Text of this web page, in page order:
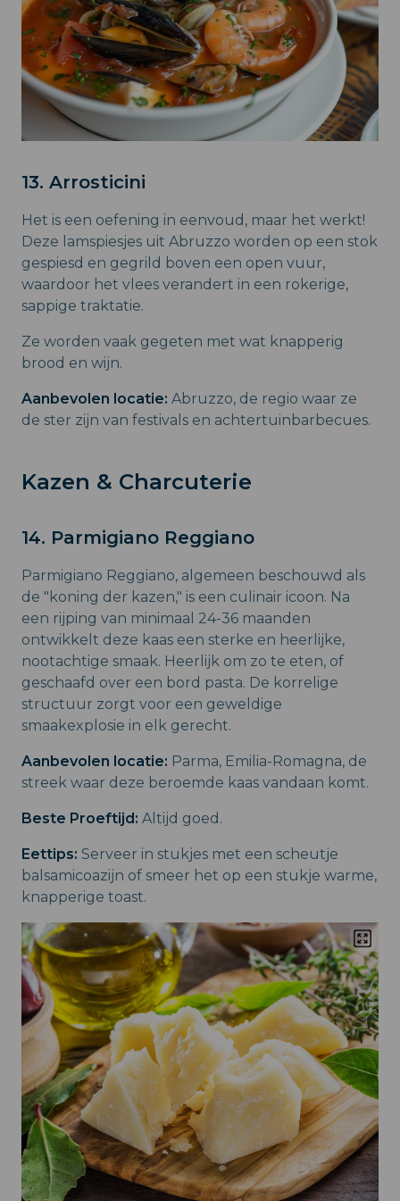
13. Arrosticini
Het is een oefening in eenvoud, maar het werkt!
Deze lamspiesjes uit Abruzzo worden op een stok
gespiesd en gegrild boven een open vuur,
waardoor het vlees verandert in een rokerige,
sappige traktatie.
Ze worden vaak gegeten met wat knapperig
brood en wijn.
Aanbevolen locatie: Abruzzo, de regio waar ze
de ster zijn van festivals en achtertuinbarbecues.
Kazen & Charcuterie
14. Parmigiano Reggiano
Parmigiano Reggiano, algemeen beschouwd als
de "koning der kazen," is een culinair icoon. Na
een rijping van minimaal 24-36 maanden
ontwikkelt deze kaas een sterke en heerlijke,
nootachtige smaak. Heerlijk om zo te eten, of
geschaafd over een bord pasta. De korrelige
structuur zorgt voor een geweldige
smaakexplosie in elk gerecht.
Aanbevolen locatie: Parma, Emilia-Romagna, de
streek waar deze beroemde kaas vandaan komt.
Beste Proeftijd: Altijd goed.
Eettips: Serveer in stukjes met een scheutje
balsamicoazijn of smeer het op een stukje warme,
knapperige toast.